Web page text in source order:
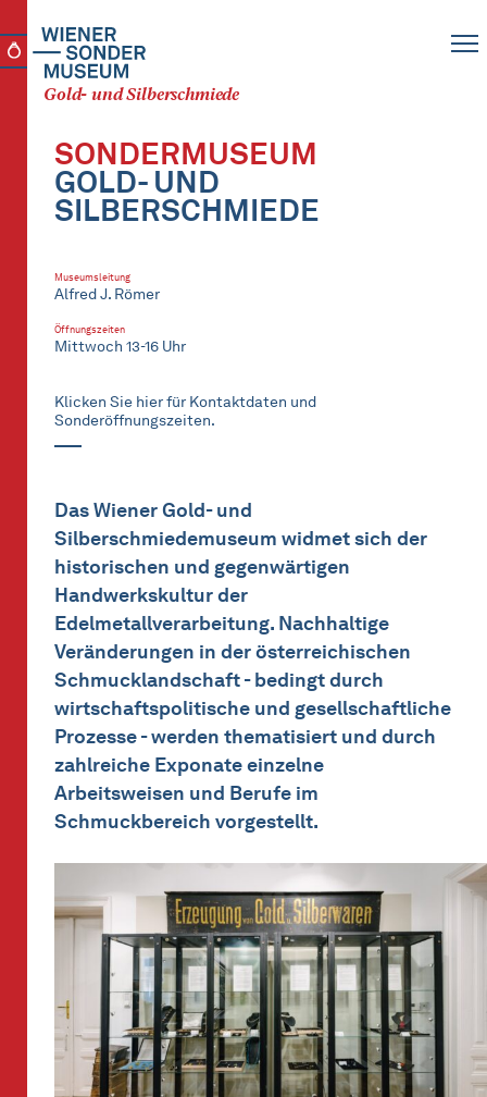
Gold- und Silberschmiede
SONDERMUSEUM
GOLD- UND
SILBERSCHMIEDE
Museumsleitung
Alfred J. Römer
Öffnungszeiten
Mittwoch 13-16 Uhr
Klicken Sie hier für Kontaktdaten und
Sonderöffnungszeiten.
Das Wiener Gold- und
Silberschmiedemuseum widmet sich der
historischen und gegenwärtigen
Handwerkskultur der
Edelmetallverarbeitung. Nachhaltige
Veränderungen in der österreichischen
Schmucklandschaft - bedingt durch
wirtschaftspolitische und gesellschaftliche
Prozesse - werden thematisiert und durch
zahlreiche Exponate einzelne
Arbeitsweisen und Berufe im
Schmuckbereich vorgestellt.